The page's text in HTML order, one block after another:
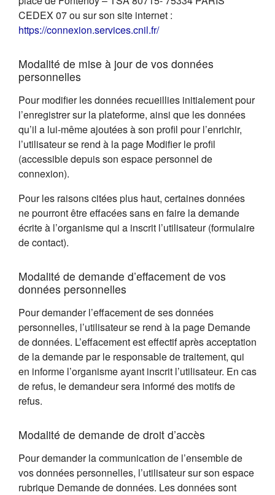
CEDEX 07 ou sur son site internet :
https://connexion.services.cnil.fr/(s'ouvre dans un nouvel
Modalité de mise à jour de vos données
personnelles
Pour modifier les données recueillies initialement pour
l’enregistrer sur la plateforme, ainsi que les données
qu’il a lui-même ajoutées à son profil pour l’enrichir,
l’utilisateur se rend à la page Modifier le profil
(accessible depuis son espace personnel de
connexion).
Pour les raisons citées plus haut, certaines données
ne pourront être effacées sans en faire la demande
écrite à l’organisme qui a inscrit l’utilisateur (formulaire
de contact).
Modalité de demande d’effacement de vos
données personnelles
Pour demander l’effacement de ses données
personnelles, l’utilisateur se rend à la page Demande
de données. L’effacement est effectif après acceptation
de la demande par le responsable de traitement, qui
en informe l’organisme ayant inscrit l’utilisateur. En cas
de refus, le demandeur sera informé des motifs de
refus.
Modalité de demande de droit d’accès
Pour demander la communication de l’ensemble de
vos données personnelles, l’utilisateur sur son espace
rubrique Demande de données. Les données sont